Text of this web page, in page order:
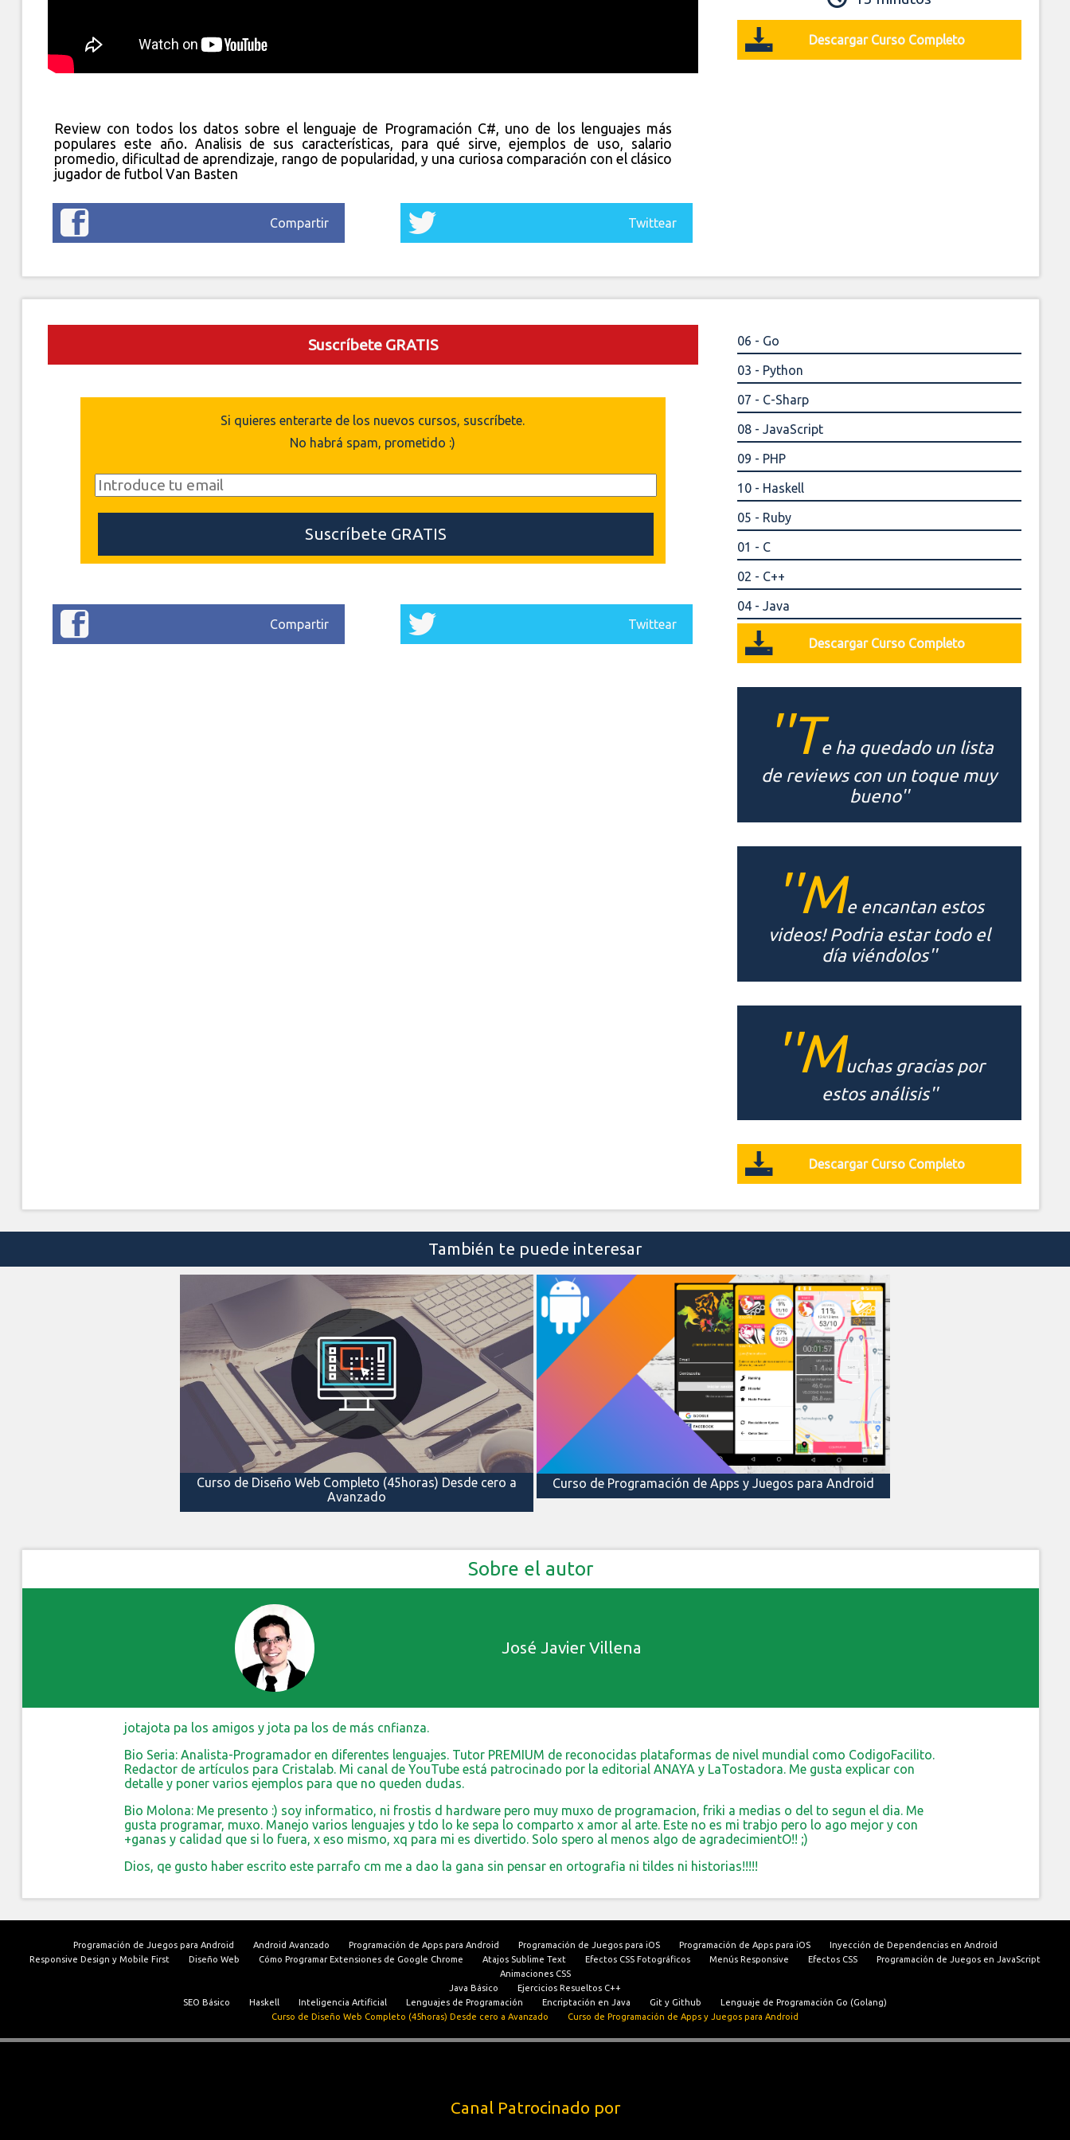
Review con todos los datos sobre el lenguaje de Programación C#, uno de los lenguajes más
populares este año. Analisis de sus características, para qué sirve, ejemplos de uso, salario
promedio, dificultad de aprendizaje, rango de popularidad, y una curiosa comparación con el clásico
jugador de futbol Van Basten
Compartir Twittear
Descargar Curso Completo
Suscríbete GRATIS
Si quieres enterarte de los nuevos cursos, suscríbete.
No habrá spam, prometido :)
Compartir Twittear
06 - Go
03 - Python
07 - C-Sharp
08 - JavaScript
09 - PHP
10 - Haskell
05 - Ruby
01 - C
02 - C++
04 - Java
Descargar Curso Completo
''Te ha quedado un lista
de reviews con un toque muy
bueno''
''Me encantan estos
videos! Podria estar todo el
día viéndolos''
''Muchas gracias por
estos análisis''
Descargar Curso Completo
También te puede interesar
Curso de Diseño Web Completo (45horas) Desde cero a
Avanzado
Curso de Programación de Apps y Juegos para Android
Sobre el autor
José Javier Villena
jotajota pa los amigos y jota pa los de más cnfianza.
Bio Seria: Analista-Programador en diferentes lenguajes. Tutor PREMIUM de reconocidas plataformas de nivel mundial como CodigoFacilito.
Redactor de artículos para Cristalab. Mi canal de YouTube está patrocinado por la editorial ANAYA y LaTostadora. Me gusta explicar con
detalle y poner varios ejemplos para que no queden dudas.
Bio Molona: Me presento :) soy informatico, ni frostis d hardware pero muy muxo de programacion, friki a medias o del to segun el dia. Me
gusta programar, muxo. Manejo varios lenguajes y tdo lo ke sepa lo comparto x amor al arte. Este no es mi trabjo pero lo ago mejor y con
+ganas y calidad que si lo fuera, x eso mismo, xq para mi es divertido. Solo spero al menos algo de agradecimientO!! ;)
Dios, qe gusto haber escrito este parrafo cm me a dao la gana sin pensar en ortografia ni tildes ni historias!!!!!
Programación de Juegos para Android Android Avanzado Programación de Apps para Android Programación de Juegos para iOS Programación de Apps para iOS
Inyección de Dependencias en Android
Responsive Design y Mobile First
Diseño Web Cómo Programar Extensiones de Google Chrome Atajos Sublime Text Efectos CSS Fotográficos Menús Responsive Efectos CSS
Programación de Juegos en JavaScript
Animaciones CSS
Java Básico
Ejercicios Resueltos C++
SEO Básico
Haskell Inteligencia Artificial Lenguajes de Programación Encriptación en Java Git y Github
Lenguaje de Programación Go (Golang)
Curso de Diseño Web Completo (45horas) Desde cero a Avanzado
Curso de Programación de Apps y Juegos para Android
Canal Patrocinado por